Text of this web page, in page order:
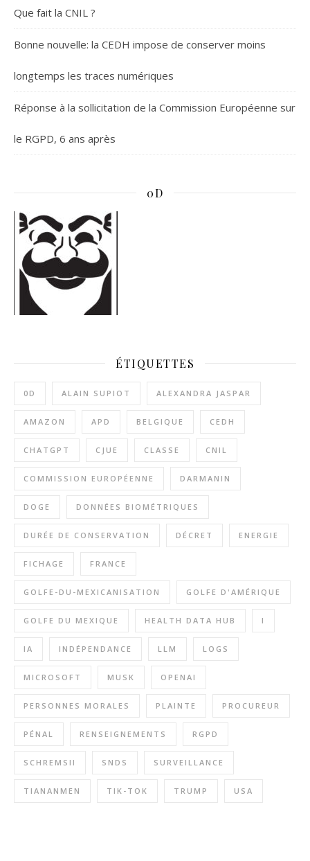
Que fait la CNIL ?
Bonne nouvelle: la CEDH impose de conserver moins
longtemps les traces numériques
Réponse à la sollicitation de la Commission Européenne sur
le RGPD, 6 ans après
0D
ÉTIQUETTES
0D ALAIN SUPIOT ALEXANDRA JASPAR
AMAZON APD BELGIQUE CEDH
CHATGPT CJUE CLASSE CNIL
COMMISSION EUROPÉENNE DARMANIN
DOGE DONNÉES BIOMÉTRIQUES
DURÉE DE CONSERVATION DÉCRET ENERGIE
FICHAGE FRANCE
GOLFE-DU-MEXICANISATION GOLFE D'AMÉRIQUE
GOLFE DU MEXIQUE HEALTH DATA HUB I
IA INDÉPENDANCE LLM LOGS
MICROSOFT MUSK OPENAI
PERSONNES MORALES PLAINTE PROCUREUR
PÉNAL RENSEIGNEMENTS RGPD
SCHREMSII SNDS SURVEILLANCE
TIANANMEN TIK-TOK TRUMP USA